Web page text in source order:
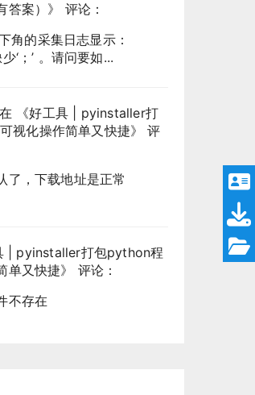
案） 》 评论：
角的采集日志显示：
‘；’ 。请问要如...
在 《好工具 | pyinstaller打
视化操作简单又快捷》 评
了，下载地址是正常
| pyinstaller打包python程
单又快捷》 评论：
不存在